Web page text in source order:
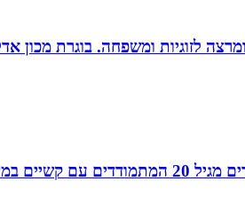
לזוגיות ומשפחה. בוגרת מכון
והחברתי.